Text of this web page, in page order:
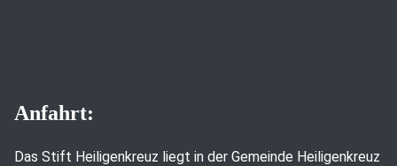
Anfahrt:
Das Stift Heiligenkreuz liegt in der Gemeinde Heiligenkreuz